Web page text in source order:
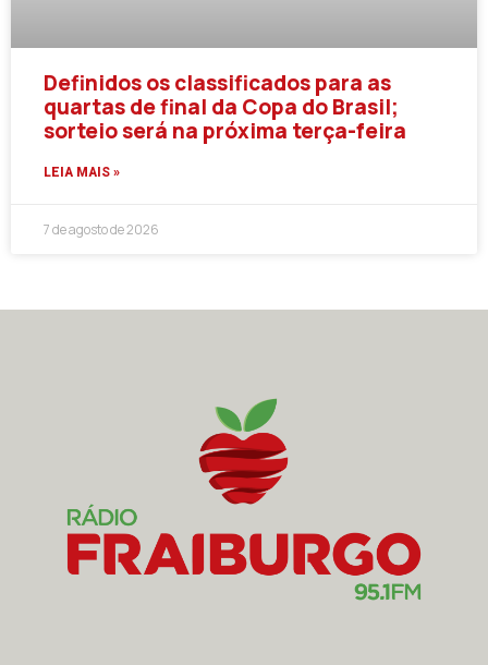
Definidos os classificados para as
quartas de final da Copa do Brasil;
sorteio será na próxima terça-feira
LEIA MAIS »
7 de agosto de 2026